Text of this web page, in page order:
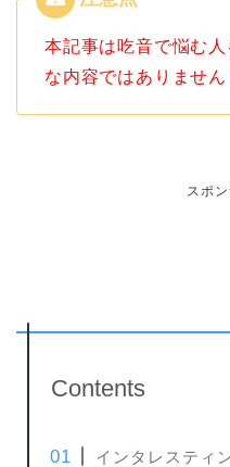
本記事は吃音で悩む
な内容ではありません
スポ
Contents
インタレスティ